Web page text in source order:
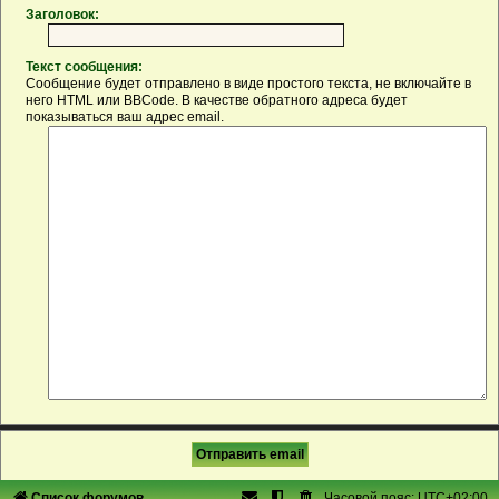
Заголовок:
Текст сообщения:
Сообщение будет отправлено в виде простого текста, не включайте в
него HTML или BBCode. В качестве обратного адреса будет
показываться ваш адрес email.